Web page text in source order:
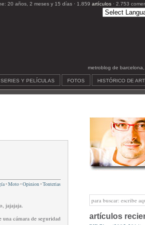
20 años, 2 meses y 15 días · 1.859 artículos· 2.753
metroblog de
Y PELÍCULAS FOTOS HISTÓRICO DE
•Moto•Opinion•Tonterias
jajajaja.
una cámara de seguridad
artículos